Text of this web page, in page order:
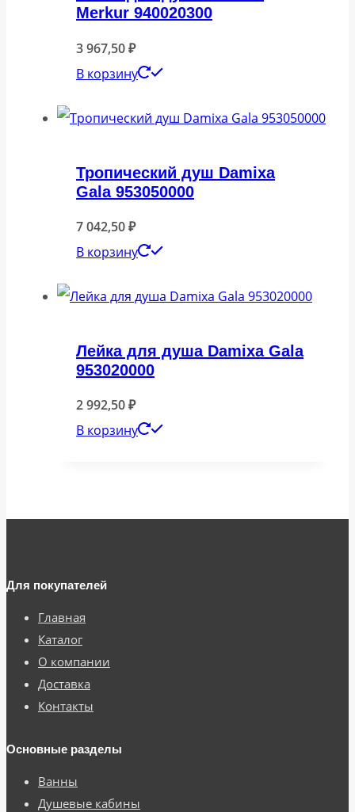
Merkur 940020300
3 967,50₽
В корзину
Тропический душ Damixa
Gala 953050000
7 042,50₽
В корзину
Лейка для душа Damixa Gala
953020000
2 992,50₽
В корзину
Для покупателей
Главная
Каталог
О компании
Доставка
Контакты
Основные разделы
Ванны
Душевые кабины